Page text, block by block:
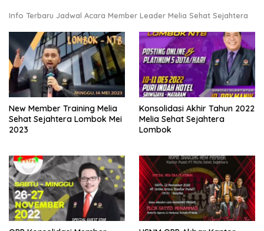
Info Terbaru Jadwal Acara Member Leader Melia Sehat Sejahtera
New Member Training Melia
Sehat Sejahtera Lombok Mei
2023
Konsolidasi Akhir Tahun 2022
Melia Sehat Sejahtera
Lombok